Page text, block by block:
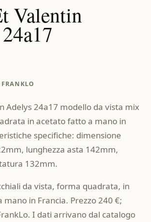
Valentin
Adelys 24a17 modello da vista mix
in acetato fatto a mano in
specifiche: dimensione
lunghezza asta 142mm,
132mm.
da vista, forma quadrata, in
mano in Francia. Prezzo 240 €;
I dati arrivano dal catalogo